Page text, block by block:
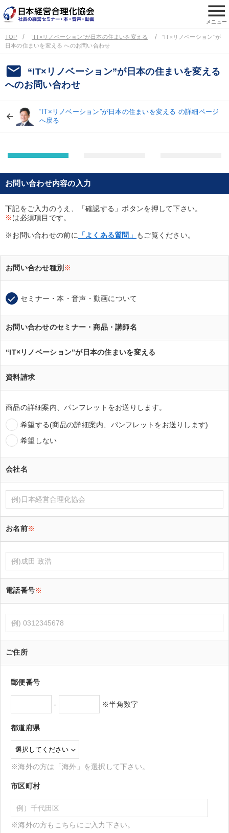
menu
メニュー
TOP “IT×リノベーション”が日本の住まいを変える
“IT×リノベーション”が
日本の住まいを変える へのお問い合わせ
email
“IT×リノベーション”が日本の住まいを変える
へのお問い合わせ
“IT×リノベーション”が日本の住まいを変える の詳細ページ
へ戻る
お問い合わせ内容の入力
下記をご入力のうえ、「確認する」ボタンを押して下さい。
※は必須項目です。
※お問い合わせの前に 「よくある質問」 もご覧ください。
お問い合わせ種別 ※
セミナー・本・音声・動画について
お問い合わせのセミナー・商品・講師名
“IT×リノベーション”が日本の住まいを変える
資料請求
商品の詳細案内、パンフレットをお送りします。
希望する(商品の詳細案内、パンフレットをお送りします)
希望しない
会社名
お名前※
電話番号※
ご住所
郵便番号
- ※半角数字
都道府県
※海外の方は「海外」を選択して下さい。
市区町村
※海外の方もこちらにご入力下さい。